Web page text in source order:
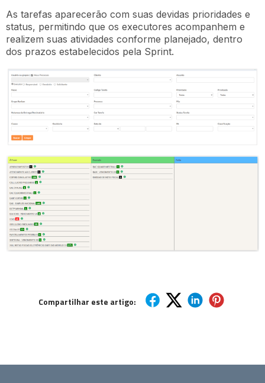
As tarefas aparecerão com suas devidas prioridades e
status, permitindo que os executores acompanhem e
realizem suas atividades conforme planejado, dentro
dos prazos estabelecidos pela Sprint.
Compartilhar este artigo: